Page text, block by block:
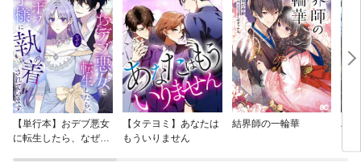
【単行本】おデブ悪女
に転生したら、なぜか
【タテヨミ】あなたは
もういりません
結界師の一輪華
バ
今